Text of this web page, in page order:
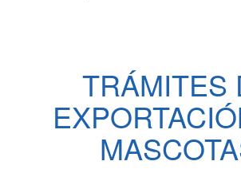
TRÁMITES